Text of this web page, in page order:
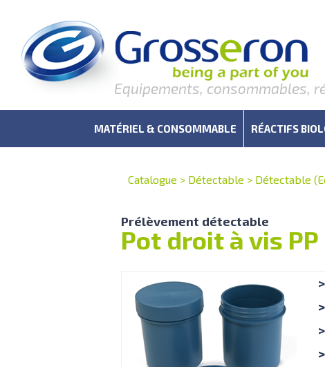
Equipements, consommables,
MATÉRIEL & CONSOMMABLE RÉACTIFS
Catalogue > Détectable > Détectable
Prélèvement détectable
Pot droit à vis